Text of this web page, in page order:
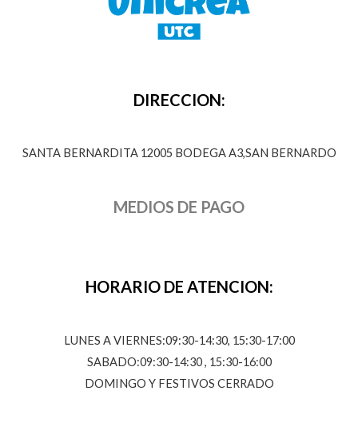
DIRECCION:
SANTA BERNARDITA 12005 BODEGA A3,SAN BERNARDO
MEDIOS DE PAGO
HORARIO DE ATENCION:
LUNES A VIERNES:09:30-14:30, 15:30-17:00
SABADO:09:30-14:30 , 15:30-16:00
DOMINGO Y FESTIVOS CERRADO